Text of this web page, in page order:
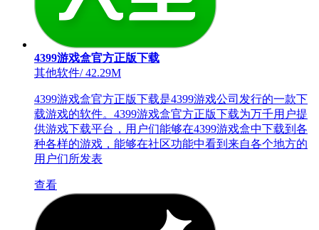
4399游戏盒官方正版下载
其他软件/42.29M
4399游戏盒官方正版下载是4399游戏公司发行的一款下
载游戏的软件。4399游戏盒官方正版下载为万千用户提
供游戏下载平台，用户们能够在4399游戏盒中下载到各
种各样的游戏，能够在社区功能中看到来自各个地方的
用户们所发表
查看